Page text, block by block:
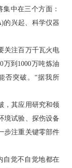
中在三个方面：
的兴起、科学仪器
注百万千瓦火电
到1000万吨炼油
否突破。“据我所
其应用研究和领
境试验、探伤设备
步注重关键零部件
觉不自觉地都在